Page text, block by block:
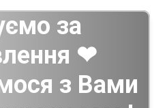
за
❤
з Вами